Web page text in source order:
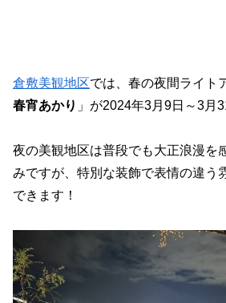
倉敷美観地区では、春の夜間ライト
春宵あかり 」が2024年3月9日～3月
夜の美観地区は普段でも大正浪漫を
みですが、特別な装飾で表情の違う
できます！